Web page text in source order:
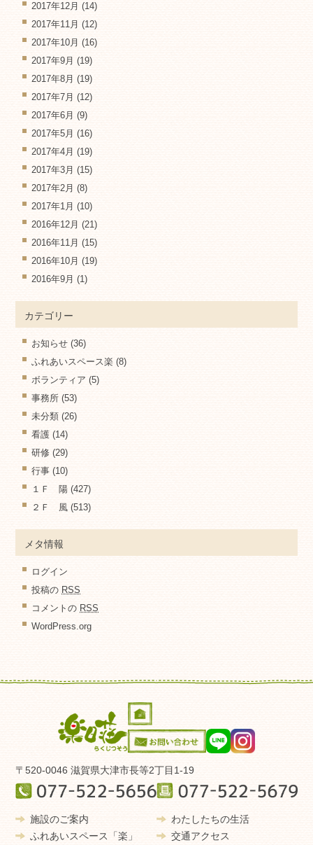
2017年12月 (14)
2017年11月 (12)
2017年10月 (16)
2017年9月 (19)
2017年8月 (19)
2017年7月 (12)
2017年6月 (9)
2017年5月 (16)
2017年4月 (19)
2017年3月 (15)
2017年2月 (8)
2017年1月 (10)
2016年12月 (21)
2016年11月 (15)
2016年10月 (19)
2016年9月 (1)
カテゴリー
お知らせ (36)
ふれあいスペース楽 (8)
ボランティア (5)
事務所 (53)
未分類 (26)
看護 (14)
研修 (29)
行事 (10)
１Ｆ 陽 (427)
２Ｆ 風 (513)
メタ情報
ログイン
投稿の RSS
コメントの RSS
WordPress.org
〒520-0046 滋賀県大津市長等2丁目1-19
施設のご案内
わたしたちの生活
ふれあいスペース「楽」
交通アクセス